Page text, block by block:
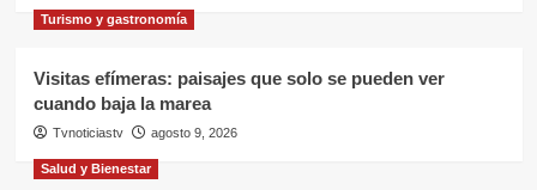
Turismo y gastronomía
Visitas efímeras: paisajes que solo se pueden ver
cuando baja la marea
Tvnoticiastv agosto 9, 2026
Salud y Bienestar